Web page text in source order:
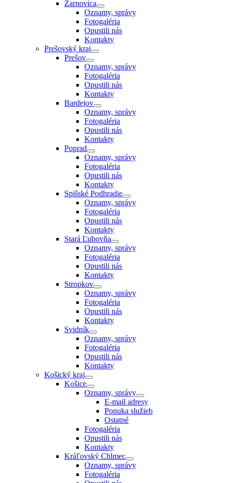
Žarnovica
Oznamy, správy
Fotogaléria
Opustili nás
Kontakty
Prešovský kraj
Prešov
Oznamy, správy
Fotogaléria
Opustili nás
Kontakty
Bardejov
Oznamy, správy
Fotogaléria
Opustili nás
Kontakty
Poprad
Oznamy, správy
Fotogaléria
Opustili nás
Kontakty
Spišské Podhradie
Oznamy, správy
Fotogaléria
Opustili nás
Kontakty
Stará Ľubovňa
Oznamy, správy
Fotogaléria
Opustili nás
Kontakty
Stropkov
Oznamy, správy
Fotogaléria
Opustili nás
Kontakty
Svidník
Oznamy, správy
Fotogaléria
Opustili nás
Kontakty
Košický kraj
Košice
Oznamy, správy
E-mail adresy
Ponuka služieb
Ostatné
Fotogaléria
Opustili nás
Kontakty
Kráľovský Chlmec
Oznamy, správy
Fotogaléria